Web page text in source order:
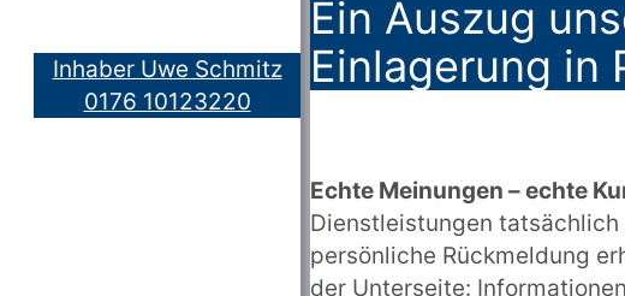
Inhaber Uwe Schmitz
0176 10123220
Ein Auszug
Einlagerung in
Echte Meinungen – echte
Dienstleistungen tatsächlich
persönliche Rückmeldung
der Unterseite: